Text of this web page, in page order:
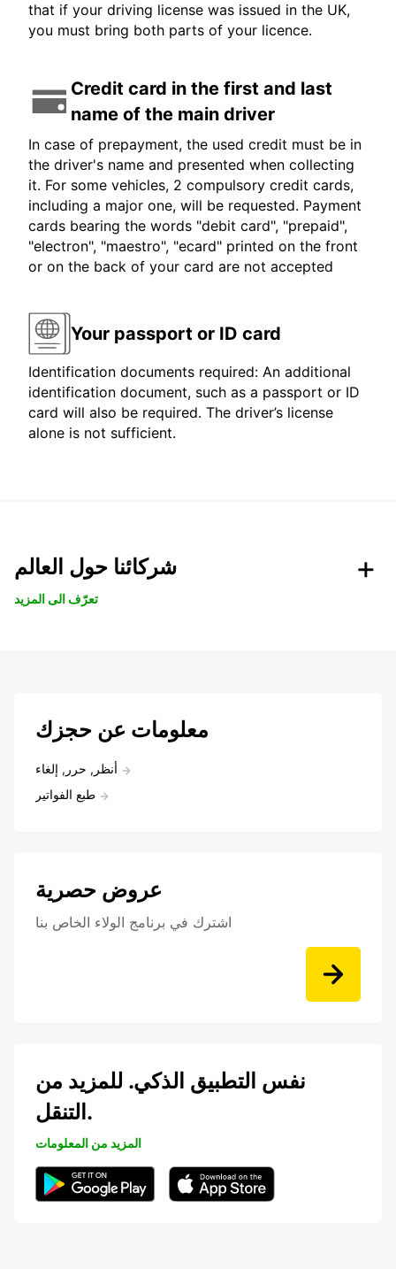
that if your driving license was issued in the UK,
you must bring both parts of your licence.
Credit card in the first and last
name of the main driver
In case of prepayment, the used credit must be in
the driver's name and presented when collecting
it. For some vehicles, 2 compulsory credit cards,
including a major one, will be requested. Payment
cards bearing the words "debit card", "prepaid",
"electron", "maestro", "ecard" printed on the front
or on the back of your card are not accepted
Your passport or ID card
Identification documents required: An additional
identification document, such as a passport or ID
card will also be required. The driver’s license
alone is not sufficient.
شركائنا حول العالم
تعرّف الى المزيد
معلومات عن حجزك
أنظر, حرر, إلغاء
طبع الفواتير
عروض حصرية
اشترك في برنامج الولاء الخاص بنا
نفس التطبيق الذكي. للمزيد من
التنقل.
المزيد من المعلومات